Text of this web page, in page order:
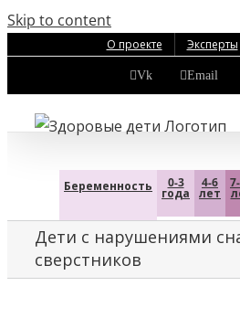
Skip to content
О проекте Эксперты
Vk Email
Беременность 0-3
года
4-6
лет
Дети с нарушениями
сверстников